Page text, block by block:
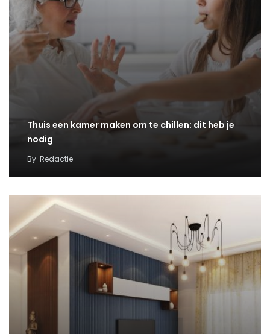
Thuis een kamer maken om te chillen: dit heb je
nodig
By Redactie